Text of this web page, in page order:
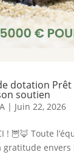
dotation
soutien
| Juin 22, 2026
! 🦉🦊 Toute
envers